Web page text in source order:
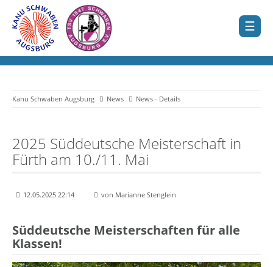
Kanu Schwaben Augsburg News News - Details
2025 Süddeutsche Meisterschaft in
Fürth am 10./11. Mai
12.05.2025 22:14 von Marianne Stenglein
Süddeutsche Meisterschaften für alle
Klassen!